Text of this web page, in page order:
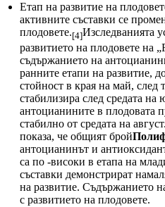
Етап на развитие на
активните съставки се
плодовете.[4]Изследванията
развитието на плодовете на
съдържанието на
ранните етапи на развитие,
стойност в края на май, след
стабилизира след средата
антоцианините в плодовата
стабилно от средата на
показа, че общият брой
антоцианинът и
са по -високи в етапа на
съставки демонстрират
на развитие. Съдържанието
с развитието на плодовете.